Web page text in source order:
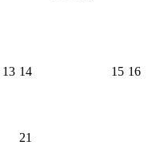
13 14 15 16
21